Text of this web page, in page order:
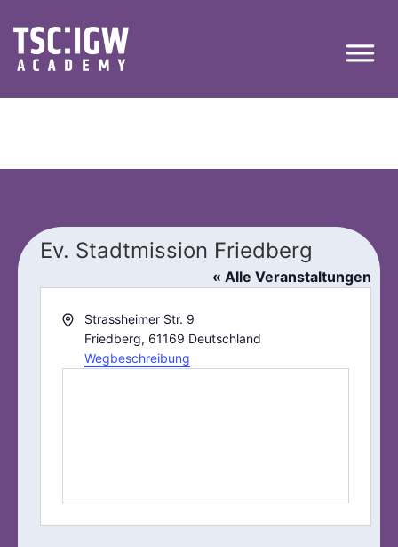
Ev. Stadtmission Friedberg
« Alle Veranstaltungen
AdresseStrassheimer Str. 9
Friedberg, 61169 Deutschland
Wegbeschreibung